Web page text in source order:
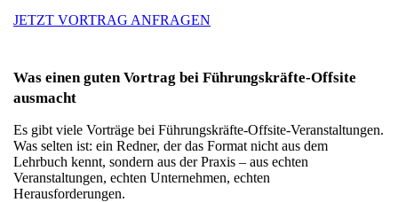
JETZT VORTRAG ANFRAGEN
Was einen guten Vortrag bei Führungskräfte-Offsite
ausmacht
Es gibt viele Vorträge bei Führungskräfte-Offsite-Veranstaltungen.
Was selten ist: ein Redner, der das Format nicht aus dem
Lehrbuch kennt, sondern aus der Praxis – aus echten
Veranstaltungen, echten Unternehmen, echten
Herausforderungen.